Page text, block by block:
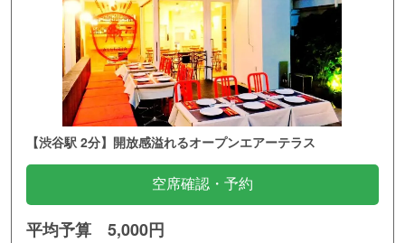
【渋谷駅 2分】開放感溢れるオープンエアーテラス
空席確認・予約
平均予算 5,000円